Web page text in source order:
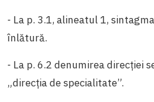
- La p. 3.1, alineatul 1,
înlătură.
- La p. 6.2 denumirea direcției
„direcția de specialitate”.